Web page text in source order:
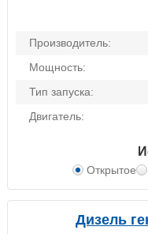
Производитель:
Мощность:
Тип запуска:
Двигатель:
Открытое
Дизель